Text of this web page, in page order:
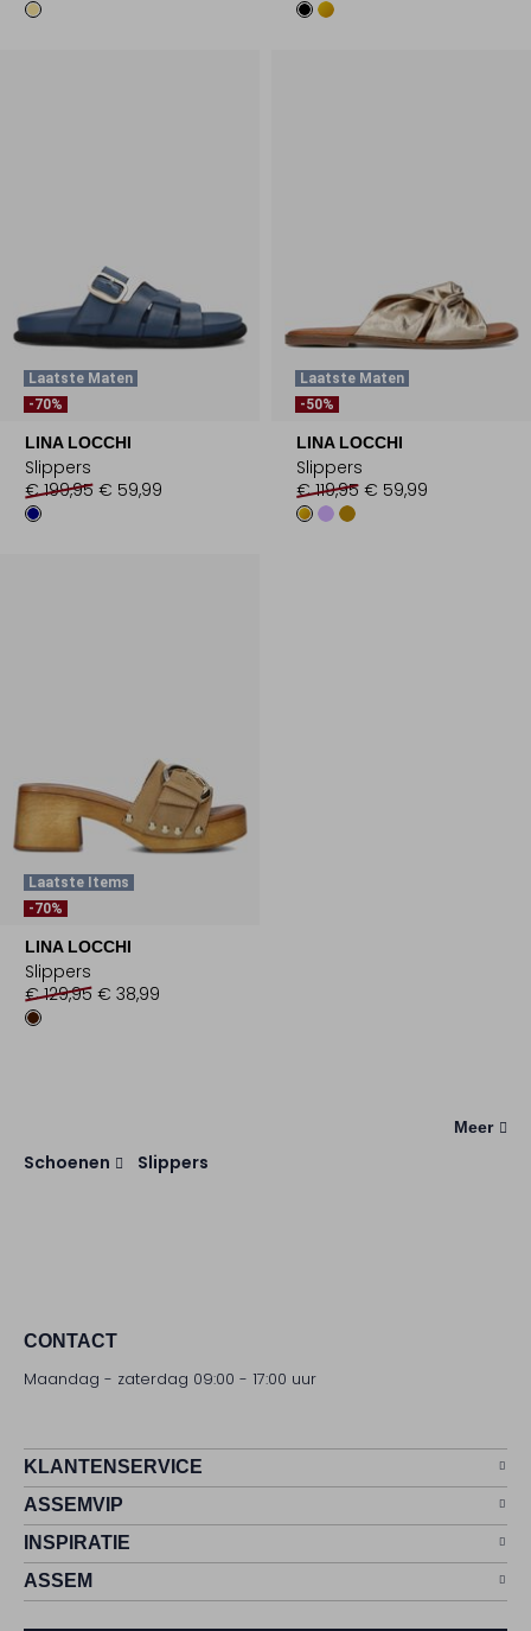
Laatste Maten
-70%
LINA LOCCHI
Slippers
€ 199,95 € 59,99
Laatste Maten
-50%
LINA LOCCHI
Slippers
€ 119,95 € 59,99
Laatste Items
-70%
LINA LOCCHI
Slippers
€ 129,95 € 38,99
Meer
Schoenen Slippers
CONTACT
Maandag - zaterdag 09:00 - 17:00 uur
KLANTENSERVICE
ASSEMVIP
INSPIRATIE
ASSEM